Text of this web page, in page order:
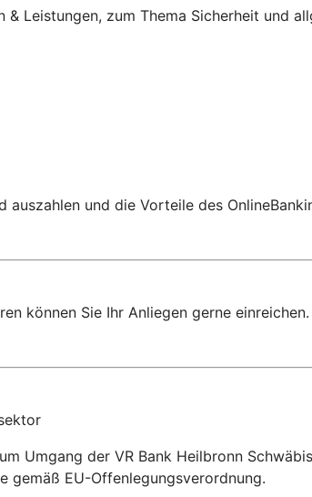
Leistungen, zum Thema Sicherheit und
und die Vorteile des
können Sie Ihr Anliegen gerne einreichen.
Umgang der VR Bank Heilbronn
gemäß EU-Offenlegungsverordnung.